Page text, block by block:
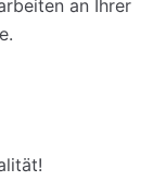
an Ihrer